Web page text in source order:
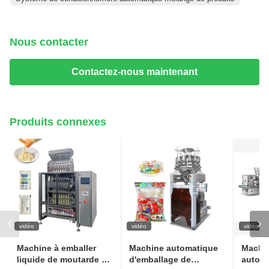
Nous contacter
Contactez-nous maintenant
Produits connexes
vidéo
Machine à emballer
liquide de moutarde de
vidéo
Machine automatique
d'emballage de
vidéo